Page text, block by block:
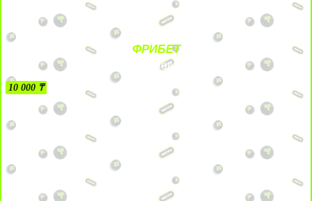
ФРИБЕТ
БЕЗ УСЛОВИЙ
10 000 ₸